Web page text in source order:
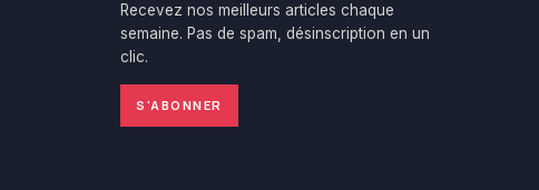
Recevez nos meilleurs articles chaque
semaine. Pas de spam, désinscription en un
clic.
S'ABONNER